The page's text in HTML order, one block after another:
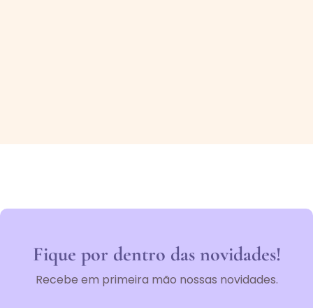
Fique por dentro das novidades!
Recebe em primeira mão nossas novidades.